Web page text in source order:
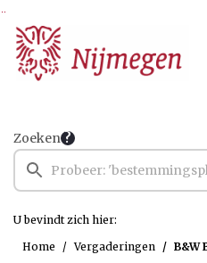
Zoeken
U bevindt zich hier:
Home
Vergaderingen B&W